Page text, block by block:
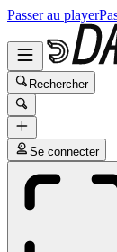
Passer au player
Rechercher
Se connecter